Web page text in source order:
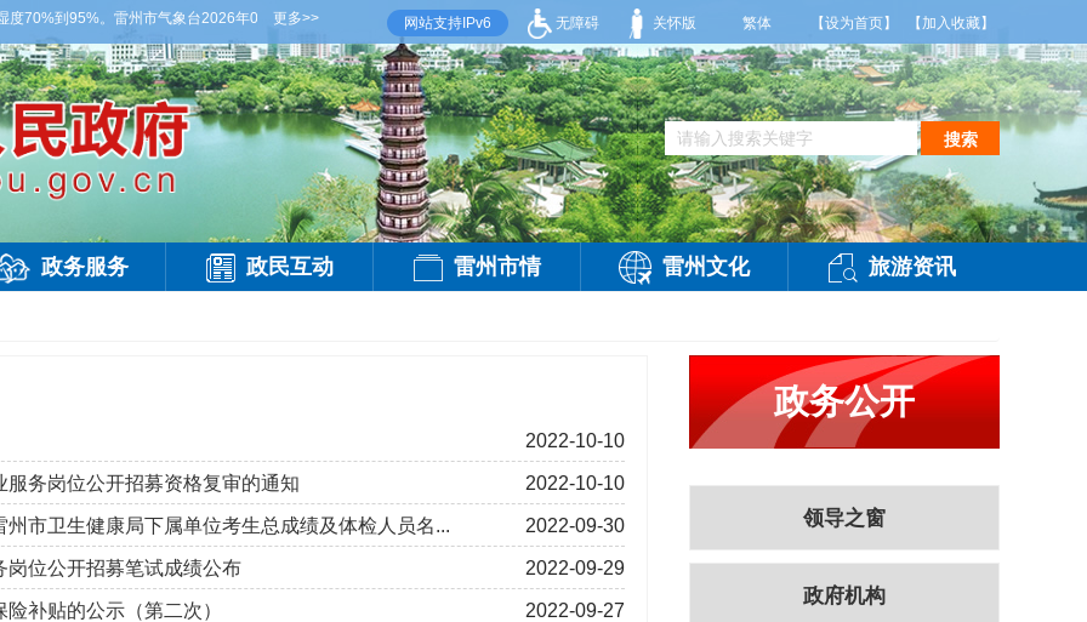
到95%。雷州市气象台2026年08月07日傍晚发布 【雷州晚间天气】今晚到明天白天，多云，局部有雷阵雨，偏西风2-3级，气温26到35度，相对湿度70%到95%
更多>> 网站支持IPv6 无障碍 关怀版 繁体 【设为首页】 【加入收藏】
搜索
政务服务 政民互动 雷州市情 雷州文化 旅游资讯
2022-10-10
2022-10-10
务岗位公开招募资格复审的通知
2022-09-30
市卫生健康局下属单位考生总成绩及体检人员名...
2022-09-29
位公开招募笔试成绩公布
2022-09-27
补贴的公示（第二次）
政务公开
领导之窗
政府机构